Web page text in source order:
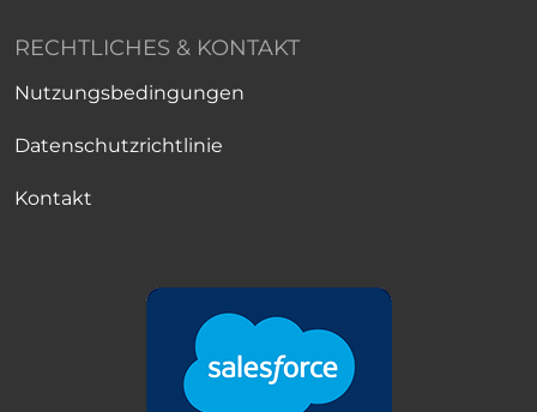
RECHTLICHES & KONTAKT
Nutzungsbedingungen
Datenschutzrichtlinie
Kontakt